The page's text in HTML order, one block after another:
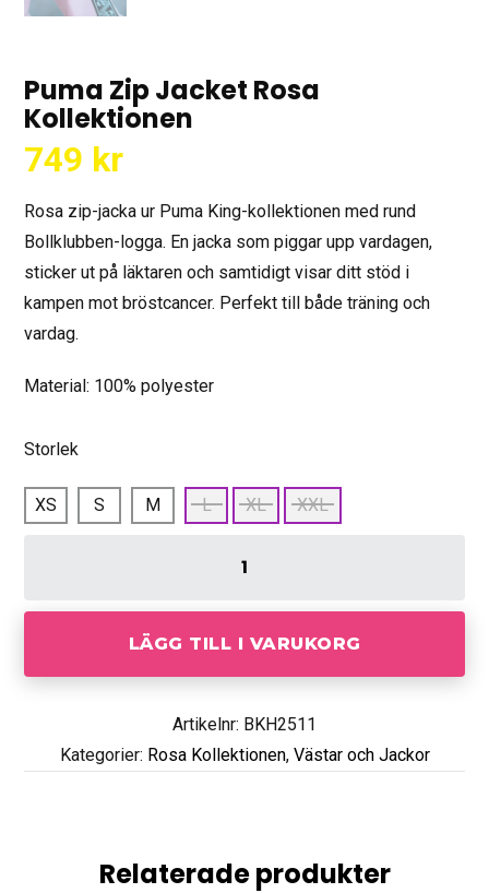
Puma Zip Jacket Rosa
Kollektionen
749 kr
Rosa zip-jacka ur Puma King-kollektionen med rund
Bollklubben-logga. En jacka som piggar upp vardagen,
sticker ut på läktaren och samtidigt visar ditt stöd i
kampen mot bröstcancer. Perfekt till både träning och
vardag.
Material: 100% polyester
Storlek
XS S M L XL XXL
LÄGG TILL I VARUKORG
Artikelnr: BKH2511
Kategorier: Rosa Kollektionen, Västar och Jackor
Relaterade produkter